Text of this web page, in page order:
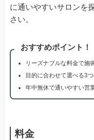
に通いやすいサロンを
さい。
おすすめポイント！
リーズナブルな料金で施
目的に合わせて選べる3
年中無休で通いやすい営
料金